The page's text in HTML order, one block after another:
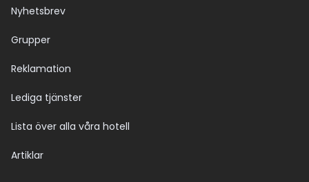
Nyhetsbrev
Grupper
Reklamation
Lediga tjänster
Lista över alla våra hotell
Artiklar